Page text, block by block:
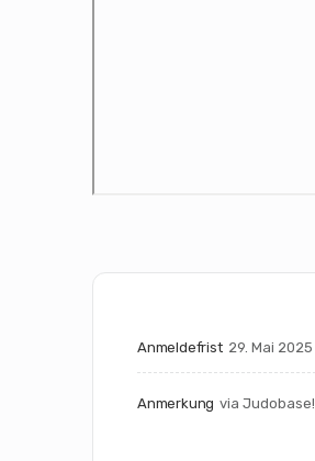
Anmeldefrist 29. Mai 2025
Anmerkung via Judobase!